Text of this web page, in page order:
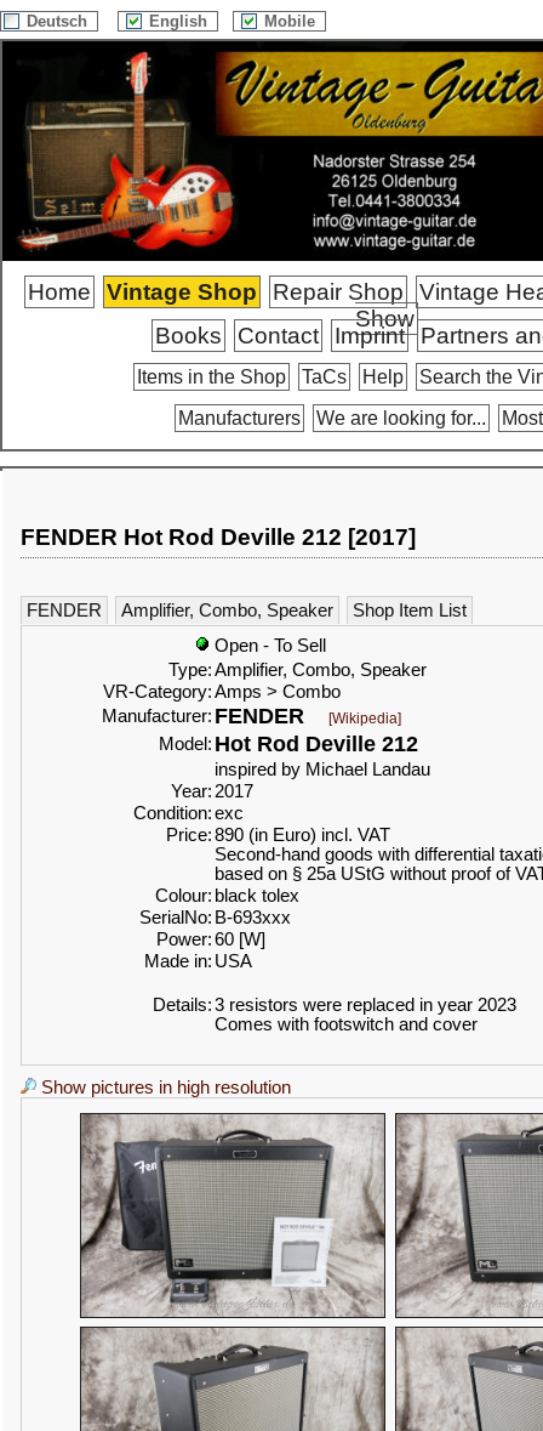
Deutsch English Mobile
Home Vintage Shop Repair Shop
Vintage
Show
Books Contact Imprint Partners
Items in the Shop TaCs Help
Search the
Manufacturers
We are looking for...
FENDER Hot Rod Deville 212 [2017]
FENDER Amplifier, Combo, Speaker
Shop Item List
Open - To Sell
Type:Amplifier, Combo, Speaker
VR-Category:Amps > Combo
Manufacturer: FENDER [Wikipedia]
Model: Hot Rod Deville 212
inspired by Michael Landau
Year: 2017
Condition:exc
Price:890 (in Euro) incl. VAT
Second-hand goods with differential
based on § 25a UStG without proof of
Colour: black tolex
SerialNo: B-693xxx
Power:60 [W]
Made in: USA
Details:3 resistors were replaced in year 2023
Comes with footswitch and cover
Show pictures in high resolution